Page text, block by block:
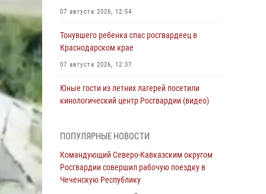
07 августа 2026, 12:54
Тонувшего ребенка спас росгвардеец в
Краснодарском крае
07 августа 2026, 12:37
Юные гости из летних лагерей посетили
кинологический центр Росгвардии (видео)
Ветеран войск правопорядка генерал-майор
Иван Пияшев – герой выпуска «Легенды
армии с Александром Маршалом»
07 августа 2026, 12:00
ПОПУЛЯРНЫЕ НОВОСТИ
Командующий Северо-Кавказским округом
Росгвардии совершил рабочую поездку в
Чеченскую Республику